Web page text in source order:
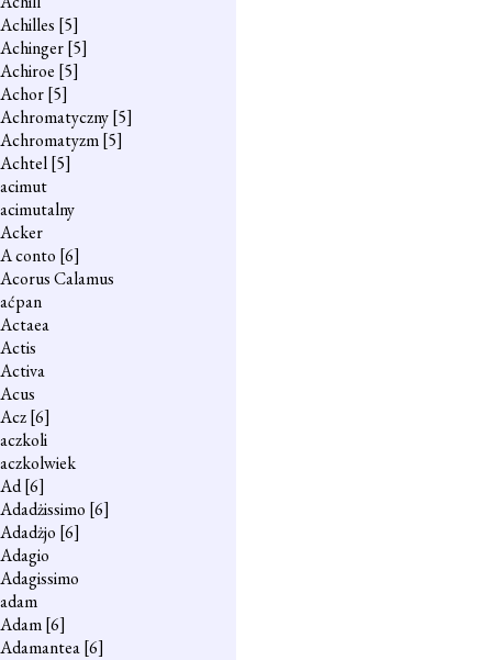
Achilles [5]
Achinger[5]
Achiroe [5]
Achor[5]
Achromatyczny[5]
Achromatyzm[5]
Achtel[5]
acimut
acimutalny
Acker
A conto [6]
Acorus Calamus
aćpan
Actaea
Actis
Activa
Acus
Acz[6]
aczkoli
aczkolwiek
Ad[6]
Adadżissimo [6]
Adadżjo [6]
Adagio
Adagissimo
adam
Adam[6]
Adamantea[6]